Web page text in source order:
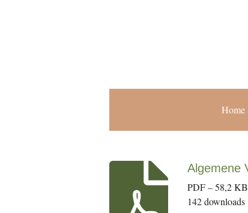
Home
Algemene
PDF – 58,2 KB
142 downloads